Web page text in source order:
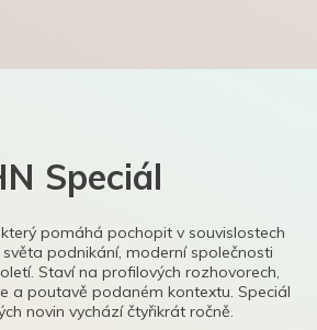
Speciál
pomáhá pochopit v souvislostech
podnikání, moderní společnosti
Staví na profilových rozhovorech,
a poutavě podaném kontextu. Speciál
novin vychází čtyřikrát ročně.